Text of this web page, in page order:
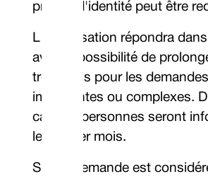
preuve d'identité peut être
L'organisation répondra dans
avec la possibilité de
trois mois pour les demandes
importantes ou complexes.
cas, les personnes seront
le premier mois.
Si une demande est